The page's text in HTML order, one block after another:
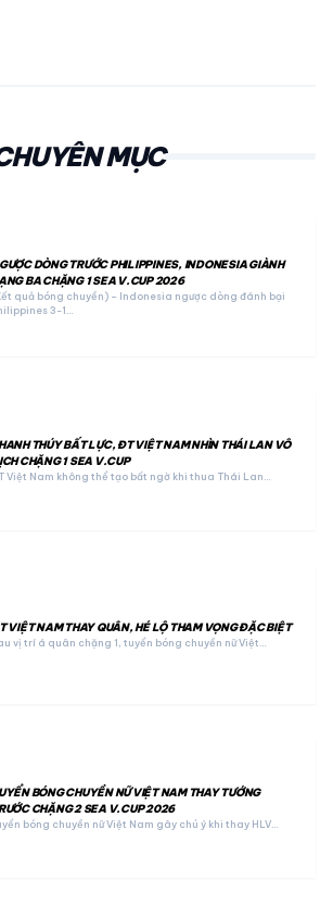
MỤC
DÒNG TRƯỚC PHILIPPINES, INDONESIA GIÀNH
BA CHẶNG 1 SEA V.CUP 2026
quả bóng chuyền) – Indonesia ngược dòng đánh bại
3-1…
THÚY BẤT LỰC, ĐT VIỆT NAM NHÌN THÁI LAN VÔ
CHẶNG 1 SEA V.CUP
Việt Nam không thể tạo bất ngờ khi thua Thái Lan…
VIỆT NAM THAY QUÂN, HÉ LỘ THAM VỌNG ĐẶC BIỆT
vị trí á quân chặng 1, tuyển bóng chuyền nữ Việt…
BÓNG CHUYỀN NỮ VIỆT NAM THAY TƯỚNG
CHẶNG 2 SEA V.CUP 2026
bóng chuyền nữ Việt Nam gây chú ý khi thay HLV…